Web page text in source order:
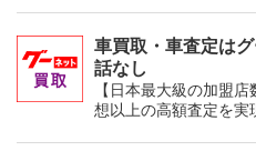
車買取・車査定は
話なし
【日本最大級の加盟
想以上の高額査定を実